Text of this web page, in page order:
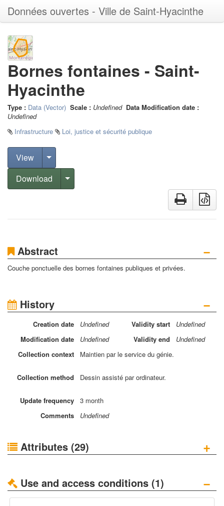
Données ouvertes - Ville de Saint-Hyacinthe
Bornes fontaines - Saint-
Hyacinthe
Type : Data (Vector) Scale : Undefined Data Modification date :
Undefined
Infrastructure
Loi, justice et sécurité publique
View
Download
Abstract −
Couche ponctuelle des bornes fontaines publiques et privées.
History −
Creationdate Undefined Validity start
Undefined
Modificationdate Undefined Validity end
Undefined
Collectioncontext Maintien par le service du génie.
Collectionmethod Dessin assisté par ordinateur.
Updatefrequency
3 month
Comments
Undefined
Attributes (29) +
Use and access conditions (1) −